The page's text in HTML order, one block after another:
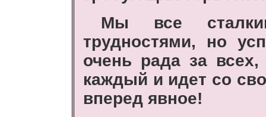
Мы все
трудностями, но
очень рада за всех,
каждый и идет со
вперед явное!